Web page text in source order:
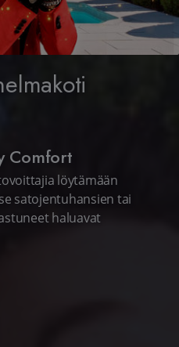
Comfort
löytämään
satojentuhansien tai
haluavat